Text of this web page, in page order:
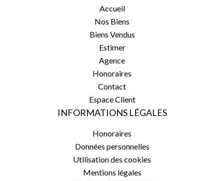
Accueil
Nos Biens
Biens Vendus
Estimer
Agence
Honoraires
Contact
Espace Client
INFORMATIONS LÉGALES
Honoraires
Données personnelles
Utilisation des cookies
Mentions légales